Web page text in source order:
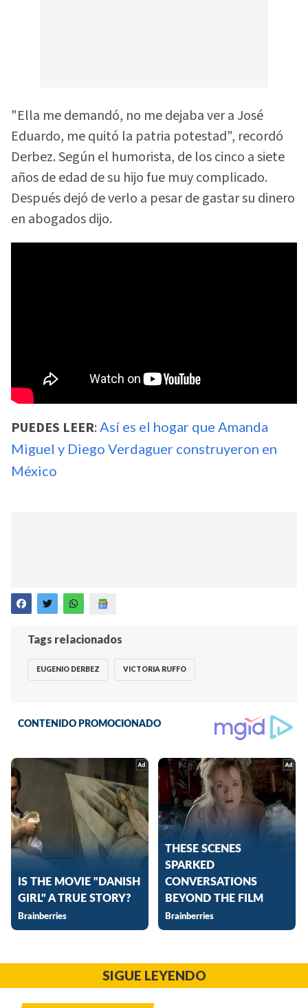
"Ella me demandó, no me dejaba ver a José
Eduardo, me quitó la patria potestad", recordó
Derbez. Según el humorista, de los cinco a siete
años de edad de su hijo fue muy complicado.
Después dejó de verlo a pesar de gastar su dinero
en abogados dijo.
PUEDES LEER: Así es el hogar que Amanda
Miguel y Diego Verdaguer construyeron en
México
Tags relacionados
EUGENIO DERBEZ VICTORIA RUFFO
SIGUE LEYENDO